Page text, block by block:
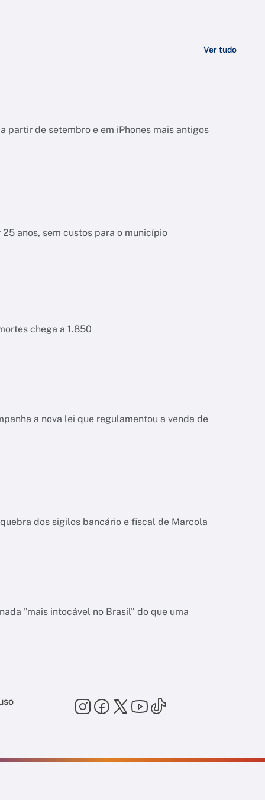
Ver tudo
partir de setembro e em iPhones mais antigos
anos, sem custos para o município
chega a 1.850
a nova lei que regulamentou a venda de
dos sigilos bancário e fiscal de Marcola
"mais intocável no Brasil" do que uma